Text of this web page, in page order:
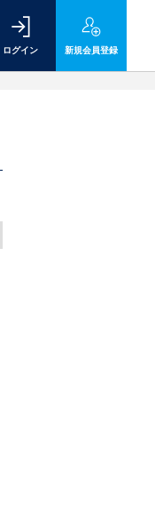
ログイン 新規会員登録